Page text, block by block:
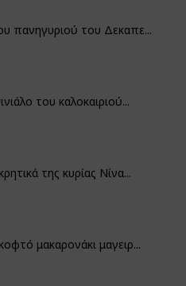
πανηγυριού του Δεκαπε...
του καλοκαιριού...
της κυρίας Νίνα...
μακαρονάκι μαγειρ...